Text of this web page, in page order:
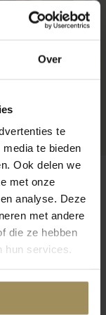
Over
te
te bieden
Ook delen we
met onze
analyse. Deze
met andere
die ze hebben
hun services.